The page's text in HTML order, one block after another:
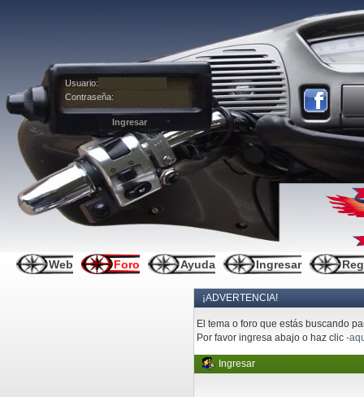
Usuario:
Contraseña:
Web Foro Ayuda Ingresar
¡ADVERTENCIA!
El tema o foro que estás buscando
Por favor ingresa abajo o haz clic-
Ingresar